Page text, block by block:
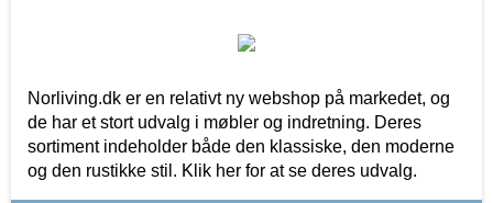
Norliving.dk er en relativt ny webshop på markedet, og
de har et stort udvalg i møbler og indretning. Deres
sortiment indeholder både den klassiske, den moderne
og den rustikke stil. Klik her for at se deres udvalg.